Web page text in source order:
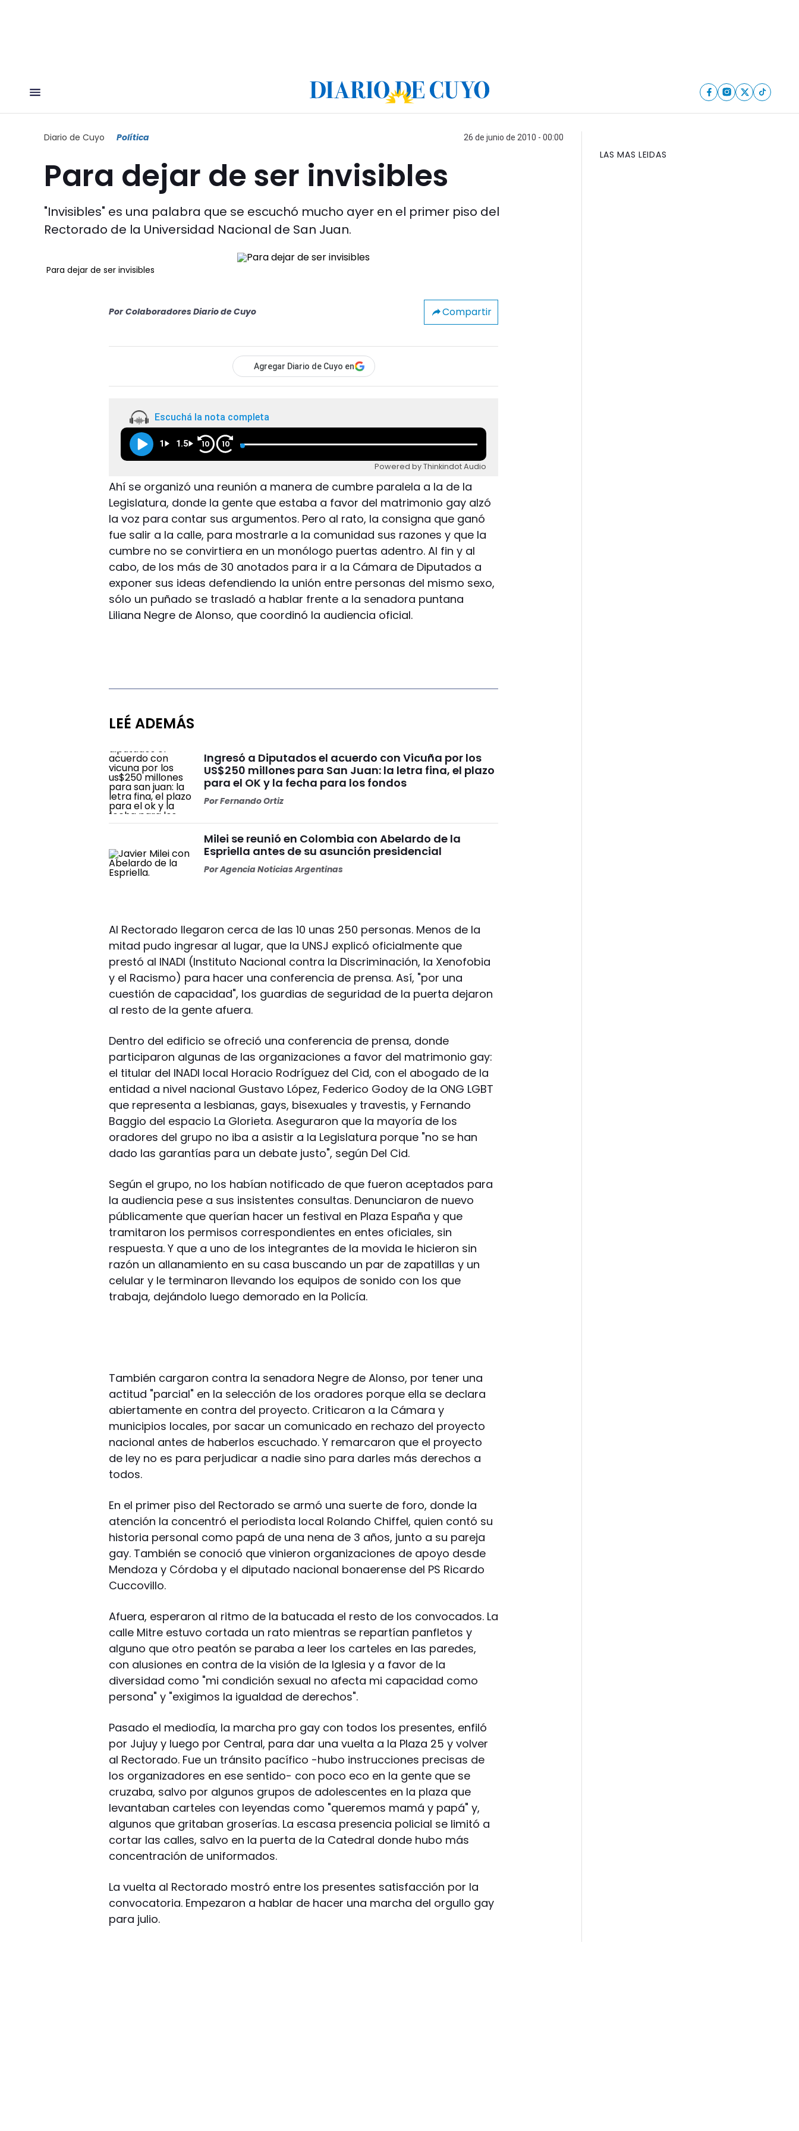
Diario de Cuyo Política 26 de junio de 2010 - 00:00
Para dejar de ser invisibles
"Invisibles" es una palabra que se escuchó mucho ayer en el primer piso del
Rectorado de la Universidad Nacional de San Juan.
Para dejar de ser invisibles
Por Colaboradores Diario de Cuyo Compartir
Agregar Diario de Cuyo en
Escuchá la nota completa
1 1.5 10 10
Powered by Thinkindot Audio
Ahí se organizó una reunión a manera de cumbre paralela a la de la
Legislatura, donde la gente que estaba a favor del matrimonio gay alzó
la voz para contar sus argumentos. Pero al rato, la consigna que ganó
fue salir a la calle, para mostrarle a la comunidad sus razones y que la
cumbre no se convirtiera en un monólogo puertas adentro. Al fin y al
cabo, de los más de 30 anotados para ir a la Cámara de Diputados a
exponer sus ideas defendiendo la unión entre personas del mismo sexo,
sólo un puñado se trasladó a hablar frente a la senadora puntana
Liliana Negre de Alonso, que coordinó la audiencia oficial.
LEÉ ADEMÁS
Ingresó a Diputados el acuerdo con Vicuña por los
US$250 millones para San Juan: la letra fina, el plazo
para el OK y la fecha para los fondos
PorFernando Ortiz
Milei se reunió en Colombia con Abelardo de la
Espriella antes de su asunción presidencial
PorAgencia Noticias Argentinas
Al Rectorado llegaron cerca de las 10 unas 250 personas. Menos de la
mitad pudo ingresar al lugar, que la UNSJ explicó oficialmente que
prestó al INADI (Instituto Nacional contra la Discriminación, la Xenofobia
y el Racismo) para hacer una conferencia de prensa. Así, "por una
cuestión de capacidad", los guardias de seguridad de la puerta dejaron
al resto de la gente afuera.
Dentro del edificio se ofreció una conferencia de prensa, donde
participaron algunas de las organizaciones a favor del matrimonio gay:
el titular del INADI local Horacio Rodríguez del Cid, con el abogado de la
entidad a nivel nacional Gustavo López, Federico Godoy de la ONG LGBT
que representa a lesbianas, gays, bisexuales y travestis, y Fernando
Baggio del espacio La Glorieta. Aseguraron que la mayoría de los
oradores del grupo no iba a asistir a la Legislatura porque "no se han
dado las garantías para un debate justo", según Del Cid.
Según el grupo, no los habían notificado de que fueron aceptados para
la audiencia pese a sus insistentes consultas. Denunciaron de nuevo
públicamente que querían hacer un festival en Plaza España y que
tramitaron los permisos correspondientes en entes oficiales, sin
respuesta. Y que a uno de los integrantes de la movida le hicieron sin
razón un allanamiento en su casa buscando un par de zapatillas y un
celular y le terminaron llevando los equipos de sonido con los que
trabaja, dejándolo luego demorado en la Policía.
También cargaron contra la senadora Negre de Alonso, por tener una
actitud "parcial" en la selección de los oradores porque ella se declara
abiertamente en contra del proyecto. Criticaron a la Cámara y
municipios locales, por sacar un comunicado en rechazo del proyecto
nacional antes de haberlos escuchado. Y remarcaron que el proyecto
de ley no es para perjudicar a nadie sino para darles más derechos a
todos.
En el primer piso del Rectorado se armó una suerte de foro, donde la
atención la concentró el periodista local Rolando Chiffel, quien contó su
historia personal como papá de una nena de 3 años, junto a su pareja
gay. También se conoció que vinieron organizaciones de apoyo desde
Mendoza y Córdoba y el diputado nacional bonaerense del PS Ricardo
Cuccovillo.
Afuera, esperaron al ritmo de la batucada el resto de los convocados. La
calle Mitre estuvo cortada un rato mientras se repartían panfletos y
alguno que otro peatón se paraba a leer los carteles en las paredes,
con alusiones en contra de la visión de la Iglesia y a favor de la
diversidad como "mi condición sexual no afecta mi capacidad como
persona" y "exigimos la igualdad de derechos".
Pasado el mediodía, la marcha pro gay con todos los presentes, enfiló
por Jujuy y luego por Central, para dar una vuelta a la Plaza 25 y volver
al Rectorado. Fue un tránsito pacífico -hubo instrucciones precisas de
los organizadores en ese sentido- con poco eco en la gente que se
cruzaba, salvo por algunos grupos de adolescentes en la plaza que
levantaban carteles con leyendas como "queremos mamá y papá" y,
algunos que gritaban groserías. La escasa presencia policial se limitó a
cortar las calles, salvo en la puerta de la Catedral donde hubo más
concentración de uniformados.
La vuelta al Rectorado mostró entre los presentes satisfacción por la
convocatoria. Empezaron a hablar de hacer una marcha del orgullo gay
para julio.
LAS MAS LEIDAS